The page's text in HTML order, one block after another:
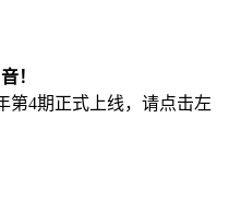
！
第4期正式上线，请点击左